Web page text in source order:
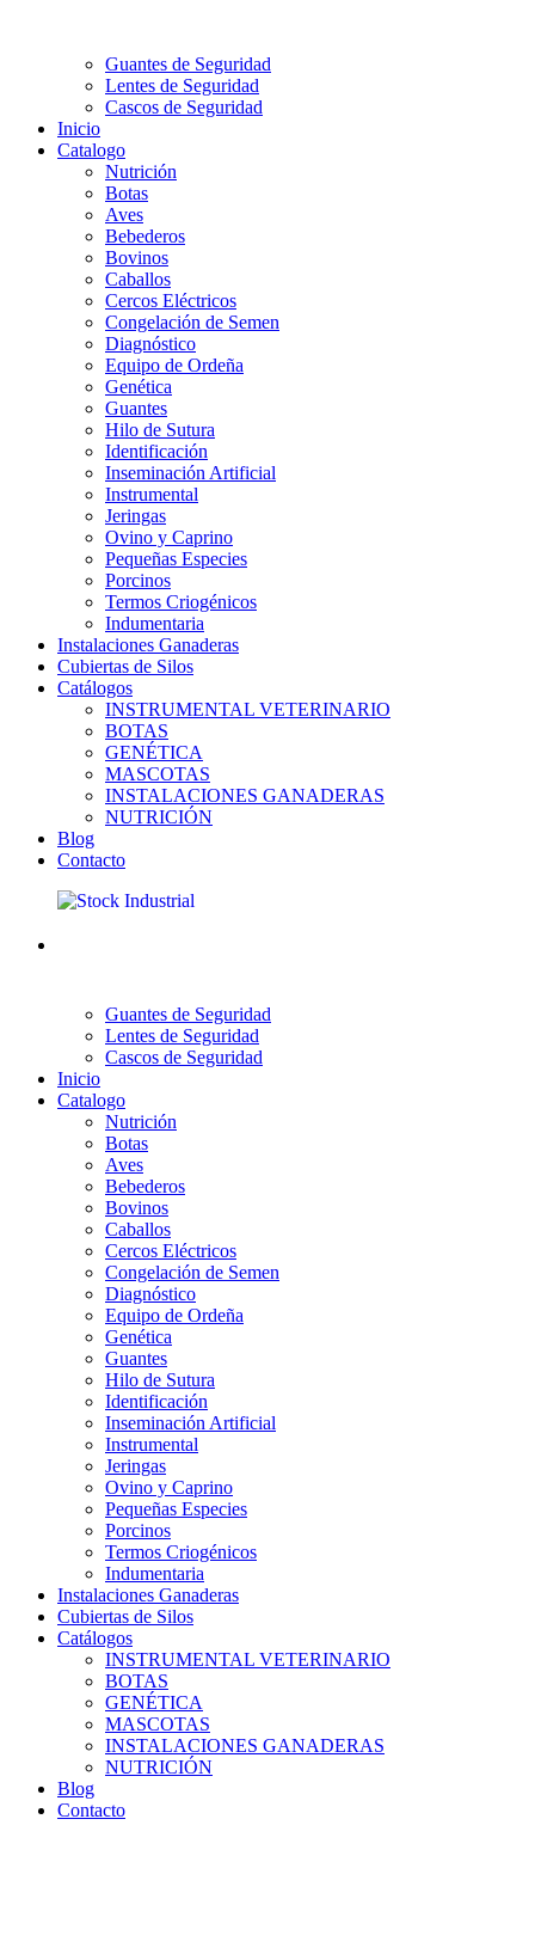
Guantes de Seguridad
Lentes de Seguridad
Cascos de Seguridad
Inicio
Catalogo
Nutrición
Botas
Aves
Bebederos
Bovinos
Caballos
Cercos Eléctricos
Congelación de Semen
Diagnóstico
Equipo de Ordeña
Genética
Guantes
Hilo de Sutura
Identificación
Inseminación Artificial
Instrumental
Jeringas
Ovino y Caprino
Pequeñas Especies
Porcinos
Termos Criogénicos
Indumentaria
Instalaciones Ganaderas
Cubiertas de Silos
Catálogos
INSTRUMENTAL VETERINARIO
BOTAS
GENÉTICA
MASCOTAS
INSTALACIONES GANADERAS
NUTRICIÓN
Blog
Contacto
Guantes de Seguridad
Lentes de Seguridad
Cascos de Seguridad
Inicio
Catalogo
Nutrición
Botas
Aves
Bebederos
Bovinos
Caballos
Cercos Eléctricos
Congelación de Semen
Diagnóstico
Equipo de Ordeña
Genética
Guantes
Hilo de Sutura
Identificación
Inseminación Artificial
Instrumental
Jeringas
Ovino y Caprino
Pequeñas Especies
Porcinos
Termos Criogénicos
Indumentaria
Instalaciones Ganaderas
Cubiertas de Silos
Catálogos
INSTRUMENTAL VETERINARIO
BOTAS
GENÉTICA
MASCOTAS
INSTALACIONES GANADERAS
NUTRICIÓN
Blog
Contacto